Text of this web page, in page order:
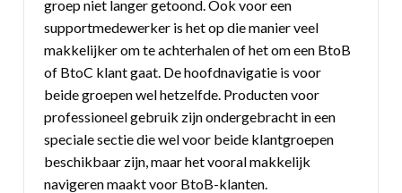
groep niet langer getoond. Ook voor een
supportmedewerker is het op die manier veel
makkelijker om te achterhalen of het om een BtoB
of BtoC klant gaat. De hoofdnavigatie is voor
beide groepen wel hetzelfde. Producten voor
professioneel gebruik zijn ondergebracht in een
speciale sectie die wel voor beide klantgroepen
beschikbaar zijn, maar het vooral makkelijk
navigeren maakt voor BtoB-klanten.